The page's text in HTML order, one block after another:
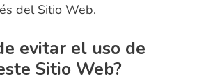
del Sitio Web.
evitar el uso de
Sitio Web?